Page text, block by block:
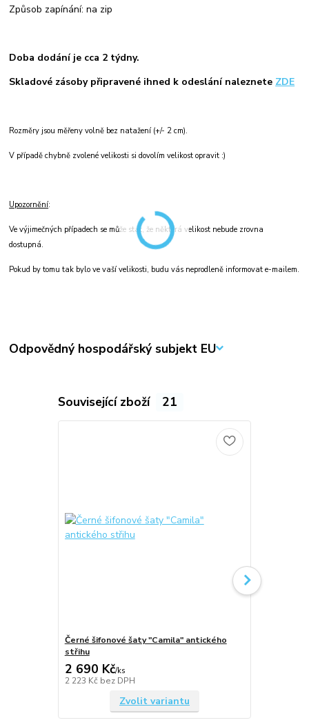
Způsob zapínání: na zip
Doba dodání je cca 2 týdny.
Skladové zásoby připravené ihned k odeslání naleznete ZDE
Rozměry jsou měřeny volně bez natažení (+/- 2 cm).
V případě chybně zvolené velikosti si dovolím velikost opravit :)
Upozornění:
Ve výjimečných případech se může stát, že některá velikost nebude zrovna
dostupná.
Pokud by tomu tak bylo ve vaší velikosti, budu vás neprodleně informovat e-mailem.
Odpovědný hospodářský subjekt EU
Související zboží 21
Černé šifonové šaty "Camila" antického
střihu
2 690 Kč/ks
2 223 Kč bez DPH
Zvolit variantu